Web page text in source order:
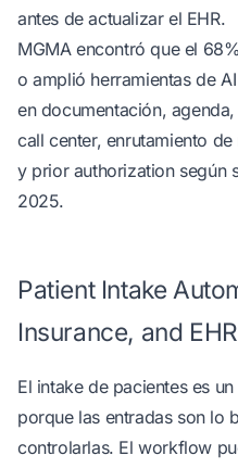
antes de actualizar el EHR.
MGMA encontró que el
o amplió herramientas de
en documentación,
call center, enrutamiento
y prior authorization según
2025.
Patient Intake
Insurance, and
El intake de pacientes es
porque las entradas son lo
controlarlas. El workflow